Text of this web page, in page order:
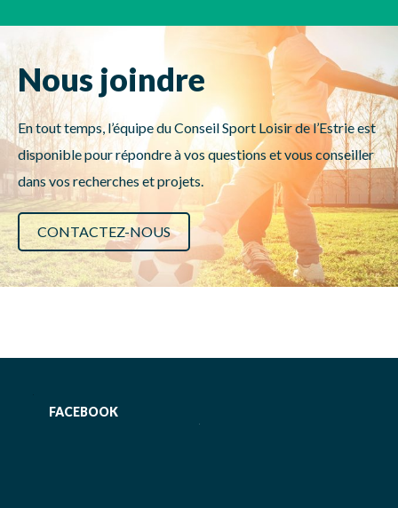
Nous joindre
En tout temps, l’équipe du Conseil Sport Loisir de l’Estrie est
disponible pour répondre à vos questions et vous conseiller
dans vos recherches et projets.
CONTACTEZ-NOUS
FACEBOOK